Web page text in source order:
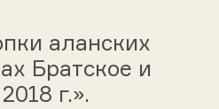
аланских
Братское и
г.».